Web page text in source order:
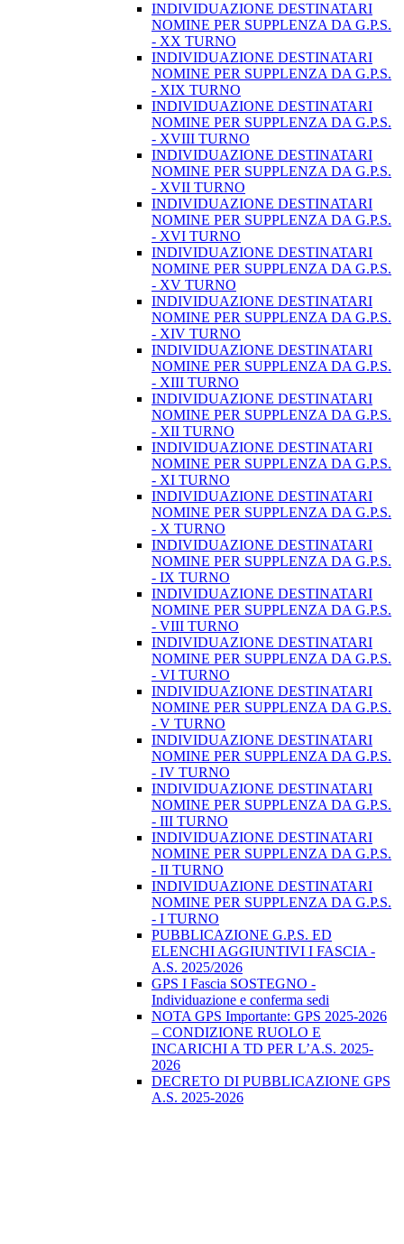
INDIVIDUAZIONE DESTINATARI
NOMINE PER SUPPLENZA DA G.P.S.
- XX TURNO
INDIVIDUAZIONE DESTINATARI
NOMINE PER SUPPLENZA DA G.P.S.
- XIX TURNO
INDIVIDUAZIONE DESTINATARI
NOMINE PER SUPPLENZA DA G.P.S.
- XVIII TURNO
INDIVIDUAZIONE DESTINATARI
NOMINE PER SUPPLENZA DA G.P.S.
- XVII TURNO
INDIVIDUAZIONE DESTINATARI
NOMINE PER SUPPLENZA DA G.P.S.
- XVI TURNO
INDIVIDUAZIONE DESTINATARI
NOMINE PER SUPPLENZA DA G.P.S.
- XV TURNO
INDIVIDUAZIONE DESTINATARI
NOMINE PER SUPPLENZA DA G.P.S.
- XIV TURNO
INDIVIDUAZIONE DESTINATARI
NOMINE PER SUPPLENZA DA G.P.S.
- XIII TURNO
INDIVIDUAZIONE DESTINATARI
NOMINE PER SUPPLENZA DA G.P.S.
- XII TURNO
INDIVIDUAZIONE DESTINATARI
NOMINE PER SUPPLENZA DA G.P.S.
- XI TURNO
INDIVIDUAZIONE DESTINATARI
NOMINE PER SUPPLENZA DA G.P.S.
- X TURNO
INDIVIDUAZIONE DESTINATARI
NOMINE PER SUPPLENZA DA G.P.S.
- IX TURNO
INDIVIDUAZIONE DESTINATARI
NOMINE PER SUPPLENZA DA G.P.S.
- VIII TURNO
INDIVIDUAZIONE DESTINATARI
NOMINE PER SUPPLENZA DA G.P.S.
- VI TURNO
INDIVIDUAZIONE DESTINATARI
NOMINE PER SUPPLENZA DA G.P.S.
- V TURNO
INDIVIDUAZIONE DESTINATARI
NOMINE PER SUPPLENZA DA G.P.S.
- IV TURNO
INDIVIDUAZIONE DESTINATARI
NOMINE PER SUPPLENZA DA G.P.S.
- III TURNO
INDIVIDUAZIONE DESTINATARI
NOMINE PER SUPPLENZA DA G.P.S.
- II TURNO
INDIVIDUAZIONE DESTINATARI
NOMINE PER SUPPLENZA DA G.P.S.
- I TURNO
PUBBLICAZIONE G.P.S. ED
ELENCHI AGGIUNTIVI I FASCIA -
A.S. 2025/2026
GPS I Fascia SOSTEGNO -
Individuazione e conferma sedi
NOTA GPS Importante: GPS 2025-2026
– CONDIZIONE RUOLO E
INCARICHI A TD PER L’A.S. 2025-
2026
DECRETO DI PUBBLICAZIONE GPS
A.S. 2025-2026